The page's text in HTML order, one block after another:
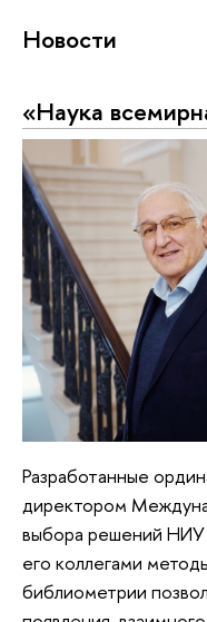
Новости
«Наука
Разработанные
директором
выбора решений
его коллегами
библиометрии